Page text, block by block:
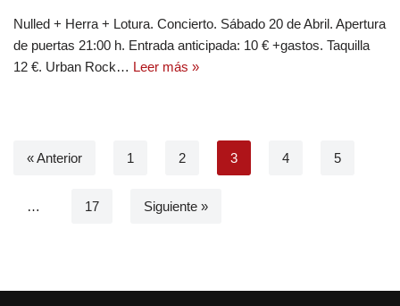
Nulled + Herra + Lotura. Concierto. Sábado 20 de Abril. Apertura
de puertas 21:00 h. Entrada anticipada: 10 € +gastos. Taquilla
12 €. Urban Rock… Leer más »
« Anterior 1 2 3 4 5
… 17 Siguiente »